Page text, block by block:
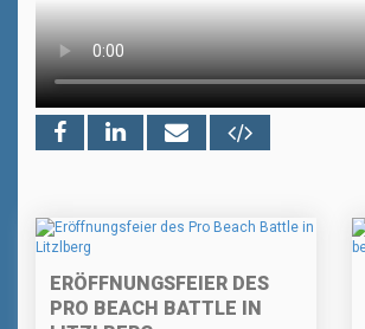
ERÖFFNUNGSFEIER DES
PRO BEACH BATTLE IN